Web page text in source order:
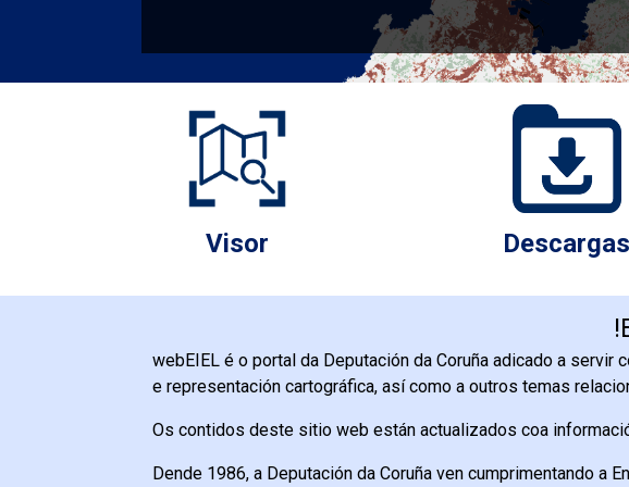
Visor Descargas
webEIEL é o portal da Deputación da Coruña adicado a
e representación cartográfica, así como a outros temas
Os contidos deste sitio web están actualizados coa
Dende 1986, a Deputación da Coruña ven cumprimentando a